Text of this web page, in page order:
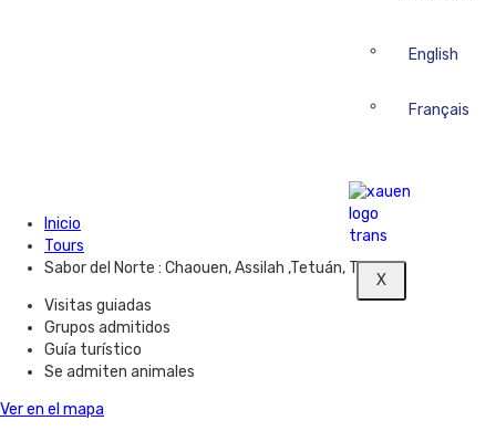
English
Français
X
Inicio
Tours
Sabor del Norte : Chaouen, Assilah ,Tetuán, Tánger
Visitas guiadas
Grupos admitidos
Guía turístico
Se admiten animales
Ver en el mapa